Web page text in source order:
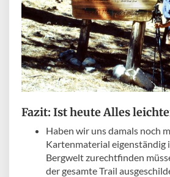
Fazit: Ist heute Alles
Haben wir uns damals noch
Kartenmaterial eigenständig
Bergwelt zurechtfinden
der gesamte Trail